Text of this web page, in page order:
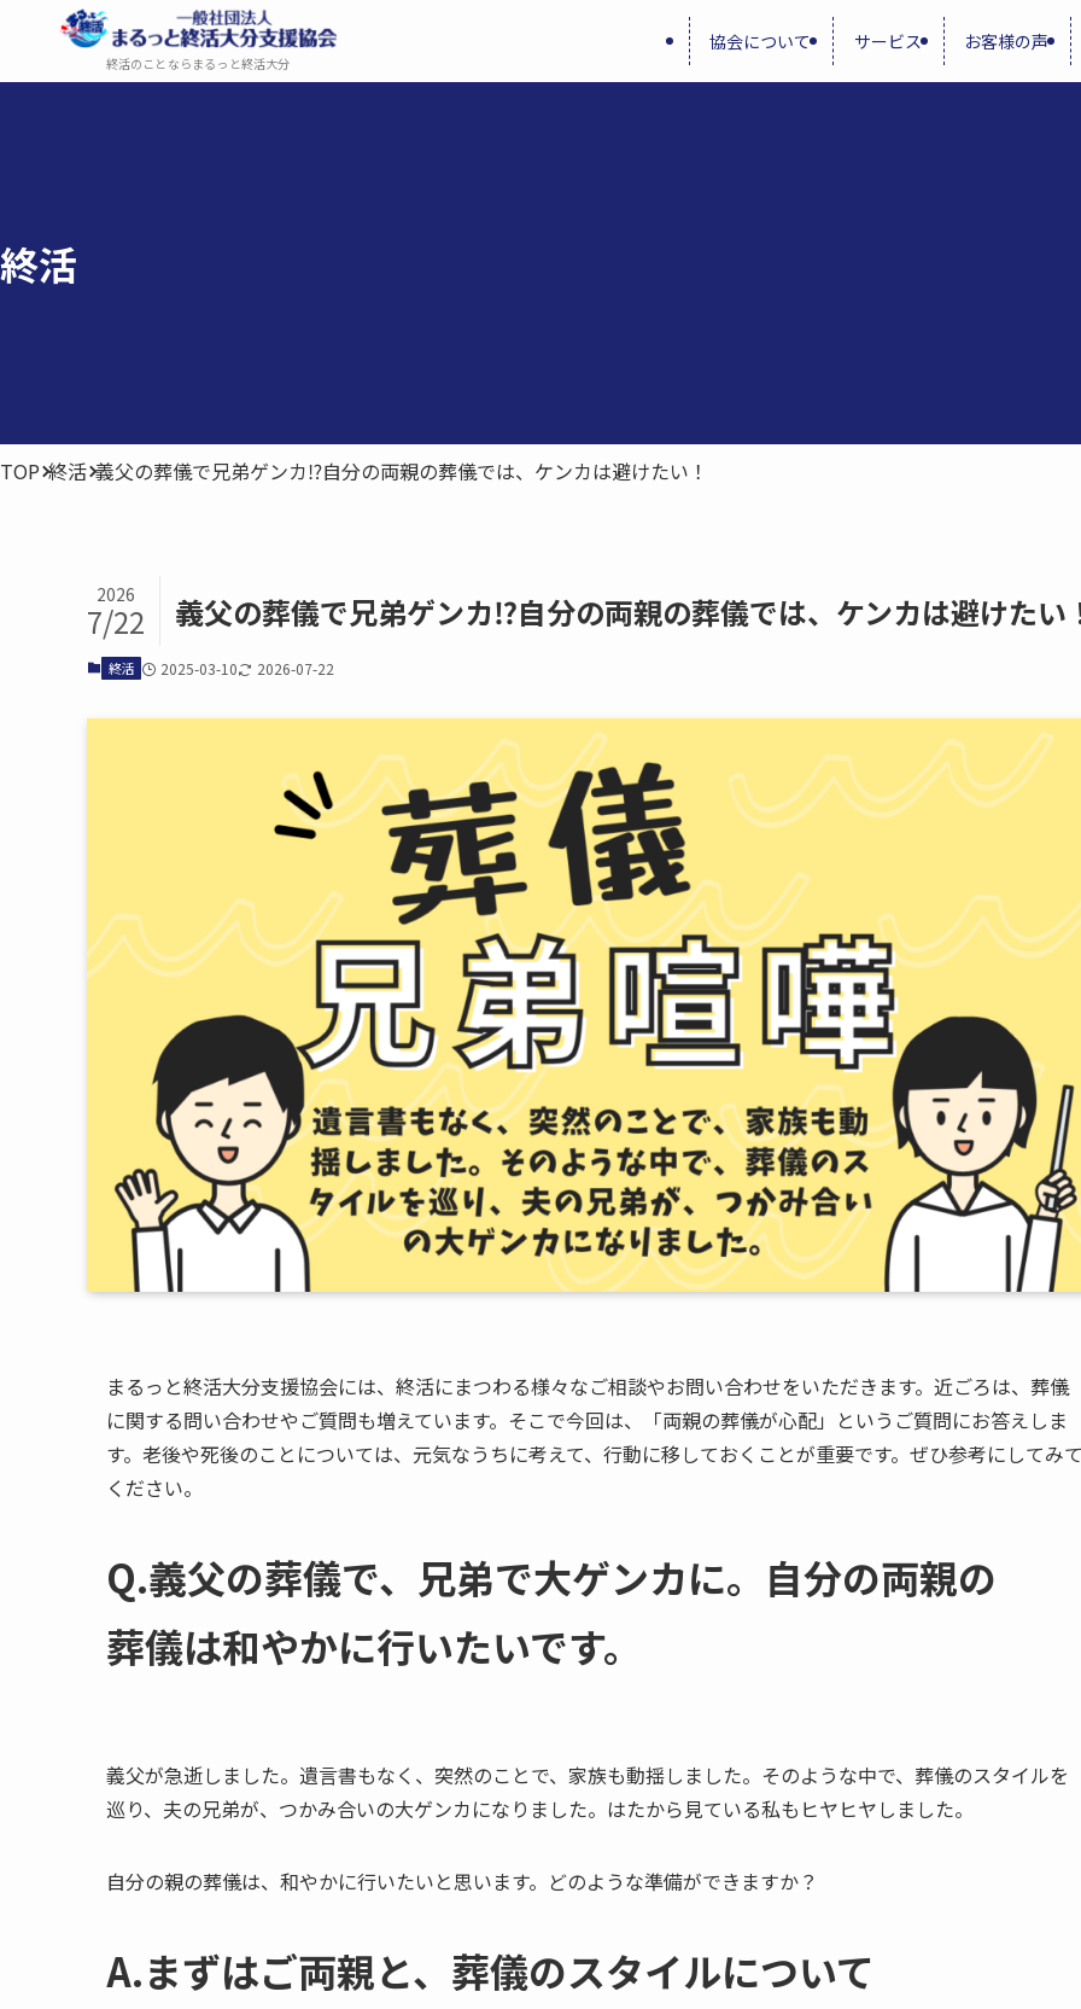
終活のことならまるっと終活大分
協会について サービス お客様の声
終活
TOP 終活 義父の葬儀で兄弟ゲンカ⁉自分の両親の葬儀では、ケンカは避けたい！
義父の​葬儀で​兄弟ゲンカ⁉自分の​両親の​葬儀では、​ケンカは​避けたい
2026
7/22
終活 2025-03-10 2026-07-22
まるっと終活大分支援協会には、終活にまつわる様々なご相談やお問い合わせをいただきます。近ごろは、葬儀
に関する問い合わせやご質問も増えています。そこで今回は、「両親の葬儀が心配」というご質問にお答えしま
す。老後や死後のことについては、元気なうちに考えて、行動に移しておくことが重要です。ぜひ参考にしてみ
ください。
Q.義父の​葬儀で、​兄弟で​大ゲンカに。​自分の​両親の​
葬儀は​和やかに​行いたいです。
義父が急逝しました。遺言書もなく、突然のことで、家族も動揺しました。そのような中で、葬儀のスタイルを
巡り、夫の兄弟が、つかみ合いの大ゲンカになりました。はたから見ている私もヒヤヒヤしました。
自分の親の葬儀は、和やかに行いたいと思います。どのような準備ができますか？
A.まずは​ご両親と、​葬儀の​スタイルに​ついて​